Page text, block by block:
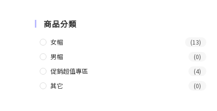
商品分類
女帽 (13)
男帽 (0)
促銷超值專區 (4)
其它 (0)